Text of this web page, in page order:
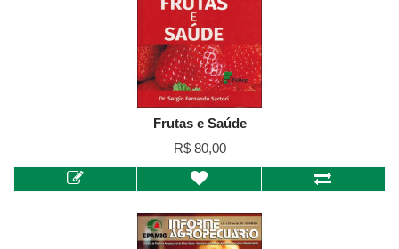
Frutas e Saúde
R$ 80,00